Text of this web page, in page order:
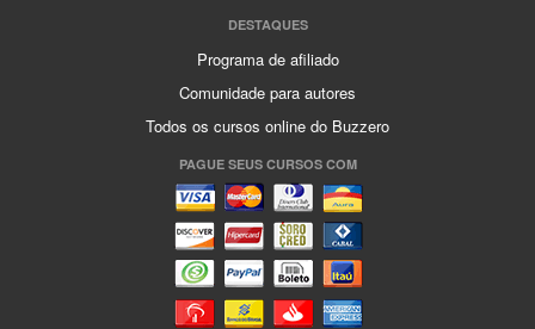
DESTAQUES
Programa de afiliado
Comunidade para autores
Todos os cursos online do Buzzero
PAGUE SEUS CURSOS COM